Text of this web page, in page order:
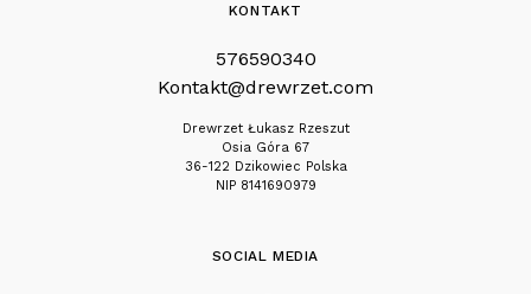
KONTAKT
576590340
Kontakt@drewrzet.com
Drewrzet Łukasz Rzeszut
Osia Góra 67
36-122 Dzikowiec Polska
NIP 8141690979
SOCIAL MEDIA